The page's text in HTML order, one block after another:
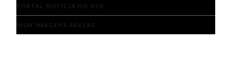
PORTAL NOTÍCIA NO ATO
MSM IMAGENS AÉREAS